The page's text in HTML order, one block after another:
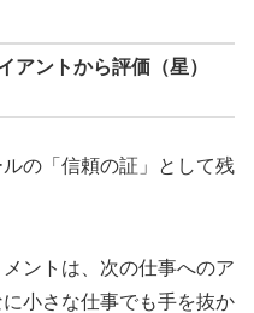
アントから評価（星）
の「信頼の証」として残
ントは、次の仕事へのア
小さな仕事でも手を抜か